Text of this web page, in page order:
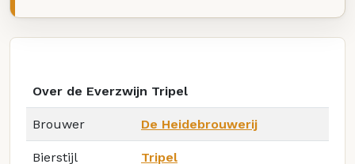
Over de Everzwijn Tripel
Brouwer De Heidebrouwerij
Bierstijl Tripel